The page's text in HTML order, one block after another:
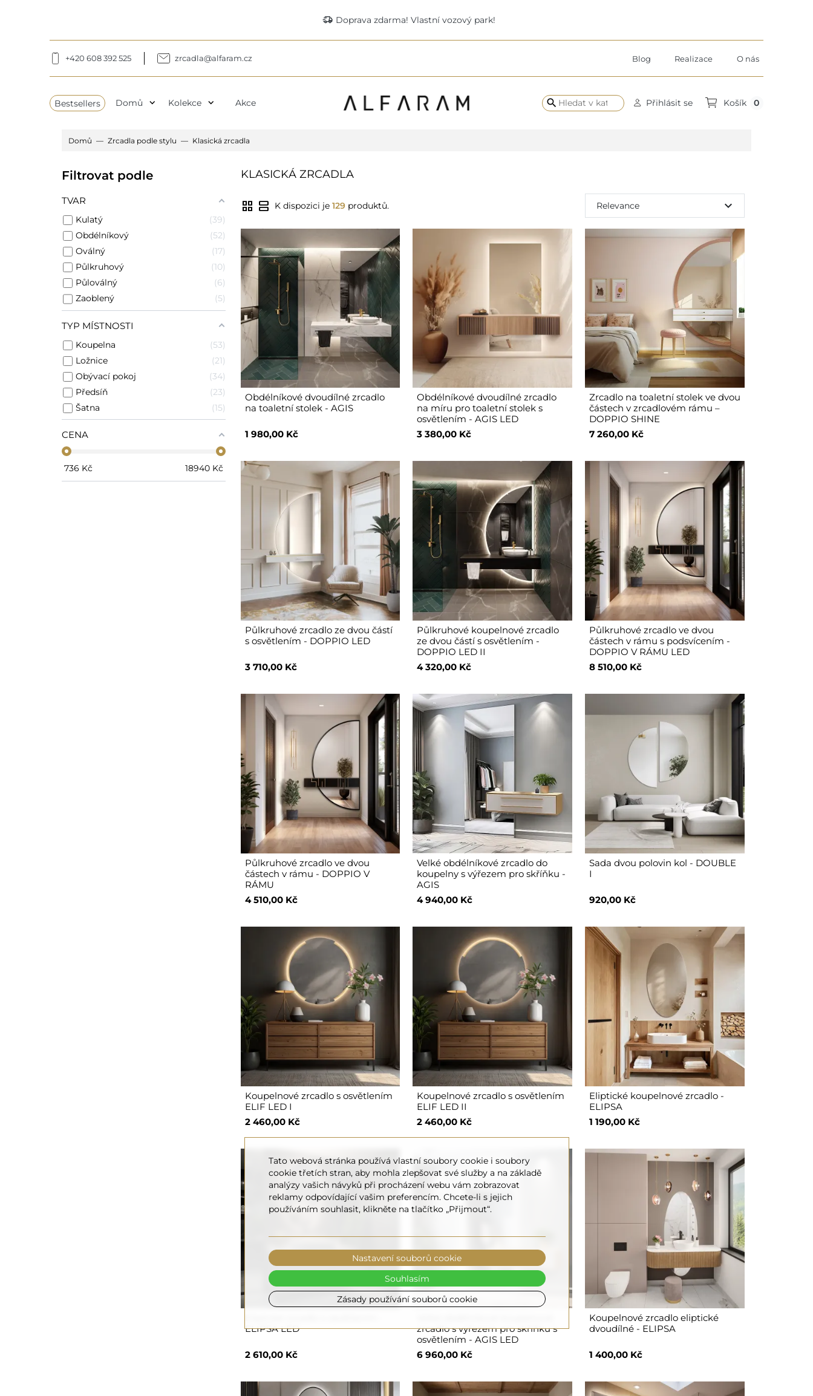
delivery_truck_speed Doprava zdarma! Vlastní vozový park!
+420 608 392 525 zrcadla@alfaram.cz Blog Realizace O nás
Bestsellers Domů expand_more Kolekce expand_more Akce search Přihlásit se Košík 0
Domů Zrcadla podle stylu Klasická zrcadla
Filtrovat podle
TVAR
Kulatý
39
Obdélníkový
52
Oválný
17
Půlkruhový
10
Půloválný
6
Zaoblený
5
TYP MÍSTNOSTI
Koupelna
53
Ložnice
21
Obývací pokoj
34
Předsíň
23
Šatna
15
CENA
736 Kč 18940 Kč
KLASICKÁ ZRCADLA
grid_view view_agenda K dispozici je 129produktů. Relevance expand_more
Obdélníkové dvoudílné zrcadlo
na toaletní stolek - AGIS
1 980,00 Kč
Obdélníkové dvoudílné zrcadlo
na míru pro toaletní stolek s
osvětlením - AGIS LED
3 380,00 Kč
Zrcadlo na toaletní stolek ve dvou
částech v zrcadlovém rámu –
DOPPIO SHINE
7 260,00 Kč
Půlkruhové zrcadlo ze dvou částí
s osvětlením - DOPPIO LED
3 710,00 Kč
Půlkruhové koupelnové zrcadlo
ze dvou částí s osvětlením -
DOPPIO LED II
4 320,00 Kč
Půlkruhové zrcadlo ve dvou
částech v rámu s podsvícením -
DOPPIO V RÁMU LED
8 510,00 Kč
Půlkruhové zrcadlo ve dvou
částech v rámu - DOPPIO V
RÁMU
4 510,00 Kč
Velké obdélníkové zrcadlo do
koupelny s výřezem pro skříňku -
AGIS
4 940,00 Kč
Sada dvou polovin kol - DOUBLE
I
920,00 Kč
Koupelnové zrcadlo s osvětlením
ELIF LED I
2 460,00 Kč
Koupelnové zrcadlo s osvětlením
ELIF LED II
2 460,00 Kč
Eliptické koupelnové zrcadlo -
ELIPSA
1 190,00 Kč
ELIPSA LED
2 610,00 Kč
zrcadlo s výřezem pro skříňku s
osvětlením - AGIS LED
6 960,00 Kč
Koupelnové zrcadlo eliptické
dvoudílné - ELIPSA
1 400,00 Kč
Tato webová stránka používá vlastní soubory cookie i soubory
cookie třetích stran, aby mohla zlepšovat své služby a na základě
analýzy vašich návyků při procházení webu vám zobrazovat
reklamy odpovídající vašim preferencím. Chcete-li s jejich
používáním souhlasit, klikněte na tlačítko „Přijmout“.
Zásady používání souborů cookie
Nastavení souborů cookie
Souhlasím